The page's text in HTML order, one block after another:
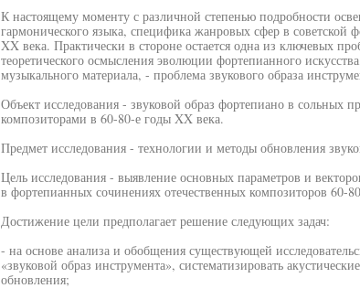
К настоящему моменту с различной степенью подробности
гармонического языка, специфика жанровых сфер в
XX века. Практически в стороне остается одна из ключевых
теоретического осмысления эволюции фортепианного
музыкального материала, - проблема звукового образа
Объект исследования - звуковой образ фортепиано в сольных
композиторами в 60-80-е годы XX века.
Предмет исследования - технологии и методы обновления
Цель исследования - выявление основных параметров и
в фортепианных сочинениях отечественных композиторов 60-
Достижение цели предполагает решение следующих задач:
- на основе анализа и обобщения существующей
«звуковой образ инструмента», систематизировать
обновления;